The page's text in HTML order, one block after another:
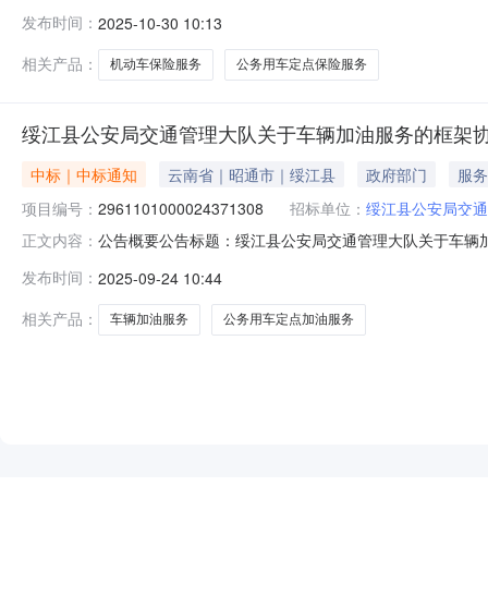
关于机动车保险服务的框架协议采购项目项目编号：
发布时间： 2025-10-30 10:13
相关产品：
机动车保险服务 公务用车定点保险服务
绥江县公安局交通管理大队关于车辆加油服务的框架
中标｜中标通知 云南省｜昭通市｜绥江县 政府部门
服务
项目编号： 2961101000024371308 招标单位： 绥江县公安局交
正文内容： 公告概要公告标题：绥江县公安局交通管理大队关于车
车辆加油服务的框架协议采购项目项目编号：
发布时间： 2025-09-24 10:44
相关产品：
车辆加油服务 公务用车定点加油服务